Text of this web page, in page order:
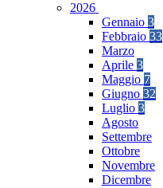
2026
Gennaio 3
Febbraio 33
Marzo
Aprile 3
Maggio 7
Giugno 32
Luglio 3
Agosto
Settembre
Ottobre
Novembre
Dicembre